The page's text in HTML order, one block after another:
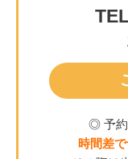
◎ 予約
時間差